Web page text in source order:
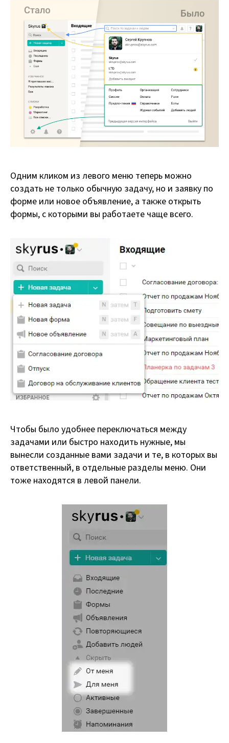
Одним кликом из левого меню теперь можно
создать не только обычную задачу, но и заявку по
форме или новое объявление, а также открыть
формы, с которыми вы работаете чаще всего.
Чтобы было удобнее переключаться между
задачами или быстро находить нужные, мы
вынесли созданные вами задачи и те, в которых вы
ответственный, в отдельные разделы меню. Они
тоже находятся в левой панели.